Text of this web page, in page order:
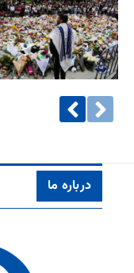
درباره ما